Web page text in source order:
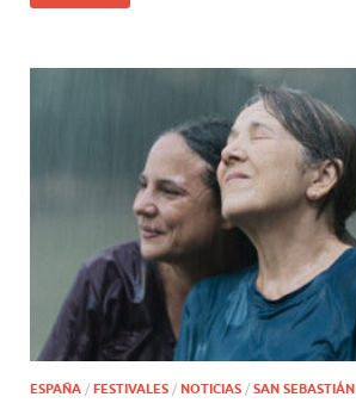
ESPAÑA / FESTIVALES / NOTICIAS / SAN SEBASTIÁN